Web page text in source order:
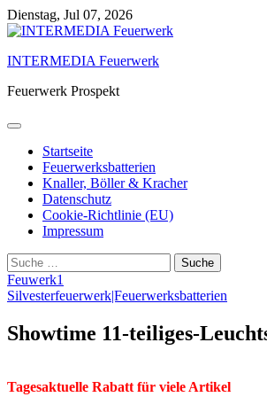
Skip
to
Dienstag, Jul 07, 2026
INTERMEDIA Feuerwerk
Feuerwerk Prospekt
Startseite
Feuerwerksbatterien
Knaller, Böller & Kracher
Datenschutz
Cookie-Richtlinie (EU)
Impressum
Suche
nach:
Feuwerk1
Silvesterfeuerwerk|Feuerwerksbatterien
Showtime 11-teiliges-
Tagesaktuelle Rabatt für viele Artikel